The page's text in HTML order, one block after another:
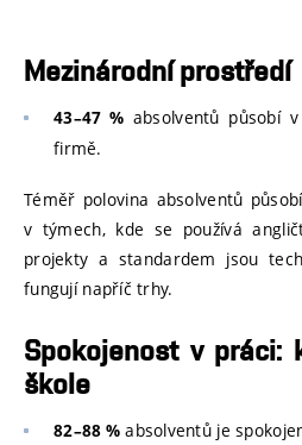
Mezinárodní prostředí
43–47 % absolventů působí
firmě.
Téměř polovina absolventů
v týmech, kde se používá
projekty a standardem jsou
fungují napříč trhy.
Spokojenost v práci:
škole
82–88 %absolventů je